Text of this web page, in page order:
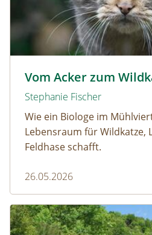
Vom Acker zum
Stephanie Fischer
Wie ein Biologe im
Lebensraum für Wildkatze,
Feldhase schafft.
26.05.2026
Naturmagazin: Warum die
Warum die Berghexe Rinder